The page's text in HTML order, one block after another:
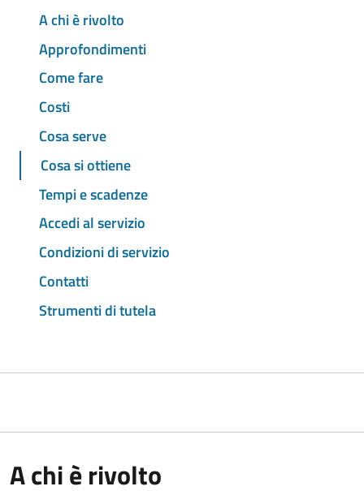
A chi è rivolto
Approfondimenti
Come fare
Costi
Cosa serve
Cosa si ottiene
Tempi e scadenze
Accedi al servizio
Condizioni di servizio
Contatti
Strumenti di tutela
A chi è rivolto